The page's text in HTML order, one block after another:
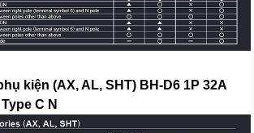
kiện (AX, AL, SHT) BH-D6 1P 32A
C N